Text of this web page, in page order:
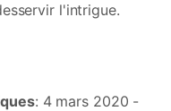
l'intrigue.
: 4 mars 2020 -